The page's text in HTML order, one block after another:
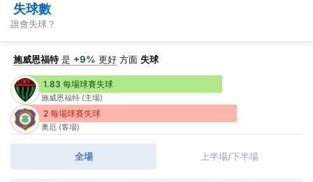
失球數
誰會失球？
施威恩福特 是 +9% 更好 方面 失球
1.83 每場球賽失球
施威恩福特 (主場)
2 每場球賽失球
奧厄 (客場)
全場 上半場/下半場